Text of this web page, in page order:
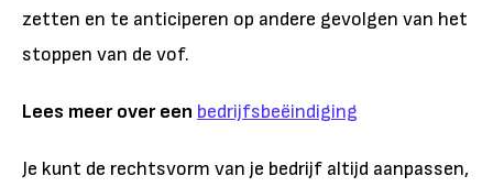
zetten en te anticiperen op andere gevolgen van het
stoppen van de vof.
Lees meer over een bedrijfsbeëindiging
Je kunt de rechtsvorm van je bedrijf altijd aanpassen,